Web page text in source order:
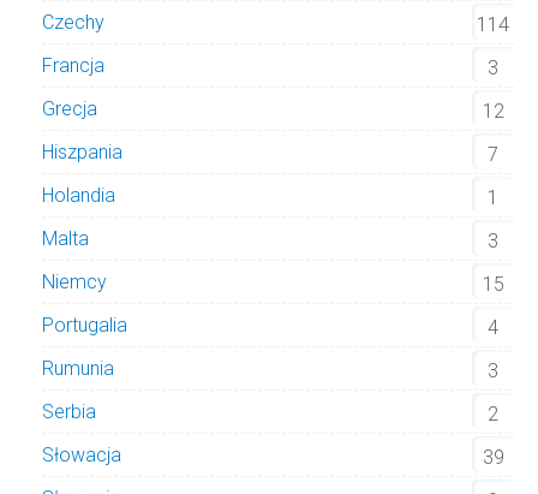
Czechy
114
Francja
3
Grecja
12
Hiszpania
7
Holandia
1
Malta
3
Niemcy
15
Portugalia
4
Rumunia
3
Serbia
2
Słowacja
39